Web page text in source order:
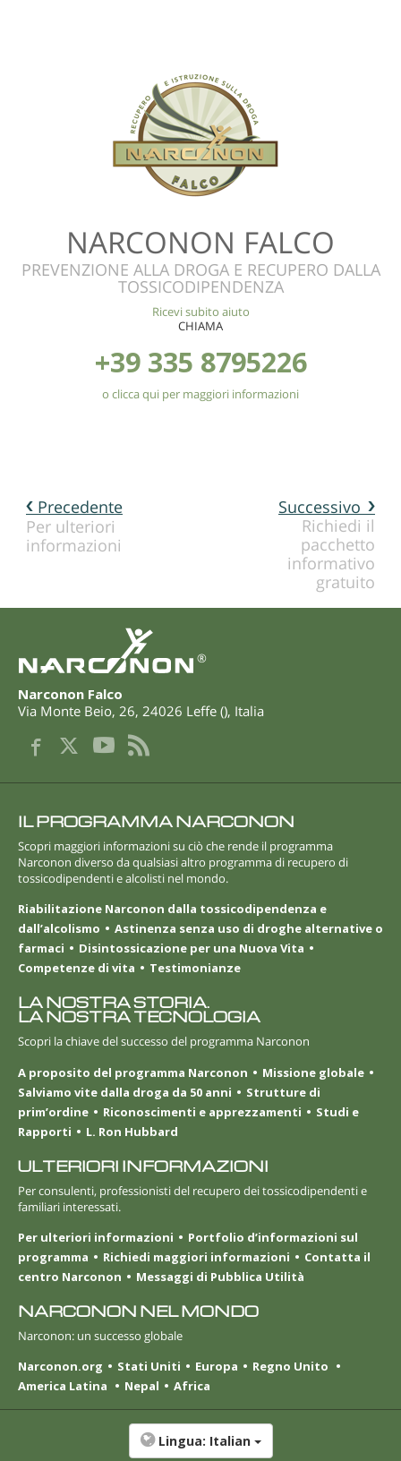
NARCONON FALCO
PREVENZIONE ALLA DROGA E RECUPERO DALLA
TOSSICODIPENDENZA
Ricevi subito aiuto
CHIAMA
+39 335 8795226
o clicca qui per maggiori informazioni
Successivo
Richiedi il
pacchetto
informativo
gratuito
Precedente
Per ulteriori
informazioni
®
Narconon Falco
Via Monte Beio, 26, 24026 Leffe (), Italia
IL PROGRAMMA NARCONON
Scopri maggiori informazioni su ciò che rende il programma
Narconon diverso da qualsiasi altro programma di recupero di
tossicodipendenti e alcolisti nel mondo.
Riabilitazione Narconon dalla tossicodipendenza e
dall’alcolismo
Astinenza senza uso di droghe alternative o
farmaci
Disintossicazione per una Nuova Vita
Competenze di vita
Testimonianze
LA NOSTRA STORIA.
LA NOSTRA TECNOLOGIA
Scopri la chiave del successo del programma Narconon
A proposito del programma Narconon
Missione globale
Salviamo vite dalla droga da 50 anni
Strutture di
prim’ordine
Riconoscimenti e apprezzamenti
Studi e
Rapporti
L. Ron Hubbard
ULTERIORI INFORMAZIONI
Per consulenti, professionisti del recupero dei tossicodipendenti e
familiari interessati.
Per ulteriori informazioni
Portfolio d’informazioni sul
programma
Richiedi maggiori informazioni
Contatta il
centro Narconon
Messaggi di Pubblica Utilità
NARCONON NEL MONDO
Narconon: un successo globale
Narconon.org
Stati Uniti Europa
Regno Unito
America Latina
Nepal Africa
Lingua: Italian